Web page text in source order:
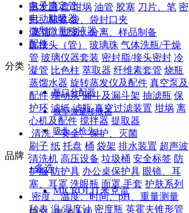
蒸发皿 盘 坩埚 油管 胶塞 刀片、笔 密
封、标签 袋、袋封口夹
蒸馏、过滤、分离、样品制备
连接头（管）
玻璃珠 气体洗瓶/干燥
管 玻璃仪器套装 密封脂/接头密封 冷
凝管 比色柱 萃取器 纤维素套管 烧瓶
蒸馏水器 旋转蒸发仪及配件 真空泵及
配件 蠕动泵 漏斗及漏斗架 抽滤瓶 保
护环 滤纸 滤瓶 真空过滤装置 坩埚 离
心机及配件 搅拌器 提取器
清洗、安全、保护、灭菌
刷子 纸 托盘 桶 袋架 排水装置 超声波
清洗机 高压设备 垃圾桶 安全标签 防
护服 防护具 办公桌保护具 眼镜、耳
塞、耳罩 洗眼瓶 面罩 手套 护肤系列
密度、温度、时间、pH、重量测量
秒表 温/湿度计 密度瓶 英霍夫锥形管
电子滴定管
电动助吸器
微型微量移液器
配件
分类：
瓶口分配器
微型微量移液器
吸头（枪头）
品牌：
+多选
MICROLIT米克雷